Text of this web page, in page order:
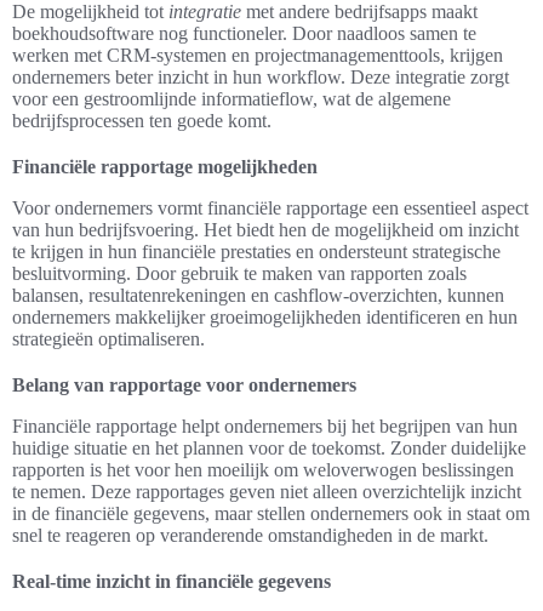
De mogelijkheid tot integratie met andere bedrijfsapps maakt
boekhoudsoftware nog functioneler. Door naadloos samen te
werken met CRM-systemen en projectmanagementtools, krijgen
ondernemers beter inzicht in hun workflow. Deze integratie zorgt
voor een gestroomlijnde informatieflow, wat de algemene
bedrijfsprocessen ten goede komt.
Financiële rapportage mogelijkheden
Voor ondernemers vormt financiële rapportage een essentieel aspect
van hun bedrijfsvoering. Het biedt hen de mogelijkheid om inzicht
te krijgen in hun financiële prestaties en ondersteunt strategische
besluitvorming. Door gebruik te maken van rapporten zoals
balansen, resultatenrekeningen en cashflow-overzichten, kunnen
ondernemers makkelijker groeimogelijkheden identificeren en hun
strategieën optimaliseren.
Belang van rapportage voor ondernemers
Financiële rapportage helpt ondernemers bij het begrijpen van hun
huidige situatie en het plannen voor de toekomst. Zonder duidelijke
rapporten is het voor hen moeilijk om weloverwogen beslissingen
te nemen. Deze rapportages geven niet alleen overzichtelijk inzicht
in de financiële gegevens, maar stellen ondernemers ook in staat om
snel te reageren op veranderende omstandigheden in de markt.
Real-time inzicht in financiële gegevens